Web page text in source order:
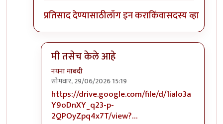
प्रतिसाद देण्यासाठीलॉग इन कराकिंवासदस्य व्हा
मी तसेच केले आहे
नयना माबदी
सोमवार, 29/06/2026 15:19
In reply toमूळ लिंकच शेअर्ड नाही.byकंजूस
https://drive.google.com/file/d/1ialo3a
Y9oDnXY_q23-p-
2QPOyZpq4x7T/view?…